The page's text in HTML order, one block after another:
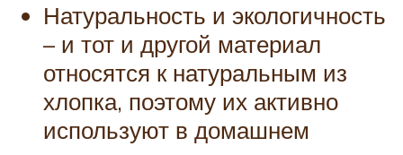
Натуральность и экологичность
– и тот и другой материал
относятся к натуральным из
хлопка, поэтому их активно
используют в домашнем